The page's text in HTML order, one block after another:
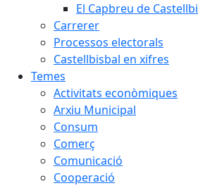
El Capbreu de
Carrerer
Processos electorals
Castellbisbal en xifres
Temes
Activitats econòmiques
Arxiu Municipal
Consum
Comerç
Comunicació
Cooperació